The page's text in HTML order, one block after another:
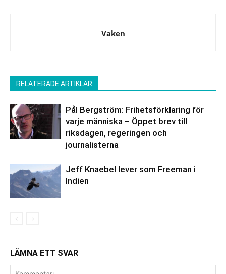
Vaken
RELATERADE ARTIKLAR
Pål Bergström: Frihetsförklaring för
varje människa – Öppet brev till
riksdagen, regeringen och
journalisterna
Jeff Knaebel lever som Freeman i
Indien
LÄMNA ETT SVAR